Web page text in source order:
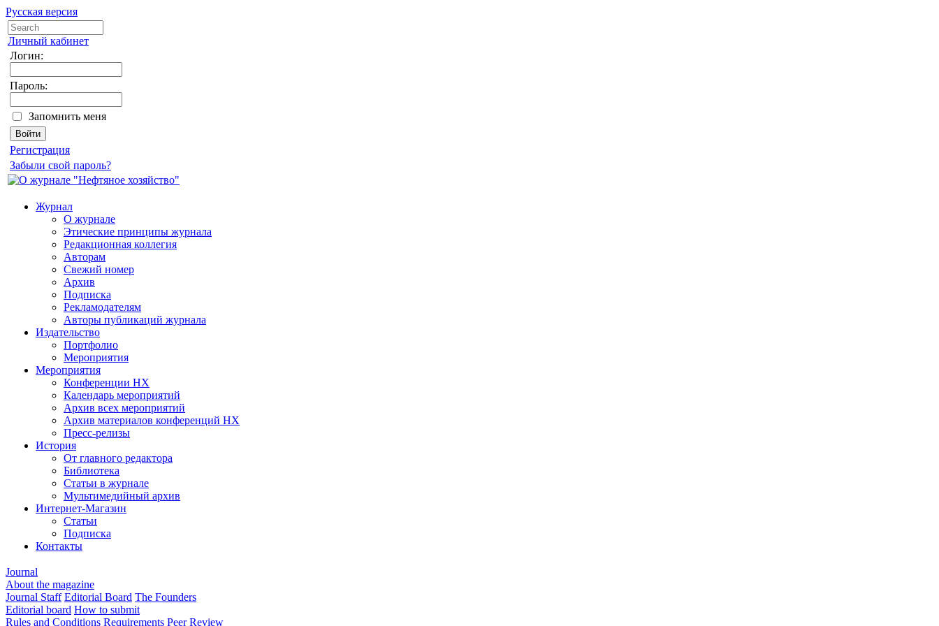
Русская версия
Личный кабинет
Логин:
Пароль:
Запомнить меня
Регистрация
Забыли свой пароль?
Журнал
О журнале
Этические принципы журнала
Редакционная коллегия
Авторам
Свежий номер
Архив
Подписка
Рекламодателям
Авторы публикаций журнала
Издательство
Портфолио
Мероприятия
Мероприятия
Конференции НХ
Календарь мероприятий
Архив всех мероприятий
Архив материалов конференций НХ
Пресс-релизы
История
От главного редактора
Библиотека
Статьи в журнале
Мультимедийный архив
Интернет-Магазин
Статьи
Подписка
Контакты
Journal
About the magazine
Journal Staff Editorial Board The Founders
Editorial board How to submit
Rules and Conditions Requirements Peer Review